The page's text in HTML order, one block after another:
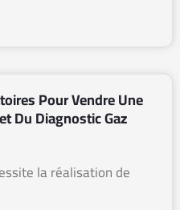
Pour Vendre Une
Du Diagnostic Gaz
la réalisation de